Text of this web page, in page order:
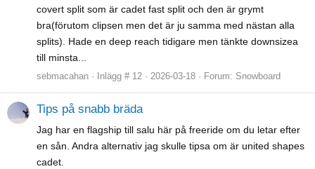
covert split som är cadet fast split och den är grymt
bra(förutom clipsen men det är ju samma med nästan alla
splits). Hade en deep reach tidigare men tänkte downsizea
till minsta...
sebmacahan Inlägg # 12 2026-03-18 Forum: Snowboard
Tips på snabb bräda
Jag har en flagship till salu här på freeride om du letar efter
en sån. Andra alternativ jag skulle tipsa om är united shapes
cadet.